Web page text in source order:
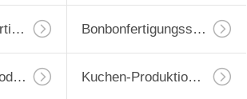
Gummiartige Fertigungsstraße Bonbonfertigungsstraße
Schokoladen-Produktlinie Kuchen-Produktions-Maschine